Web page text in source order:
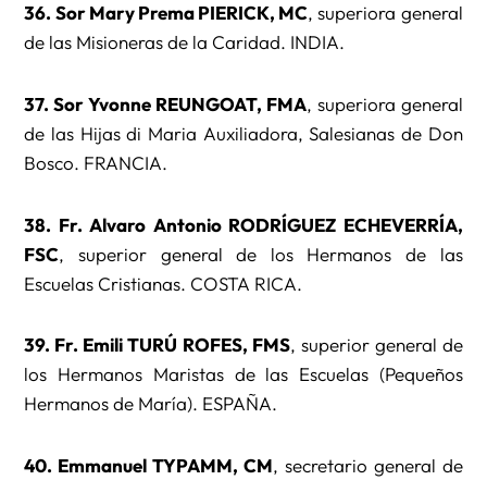
36. Sor Mary Prema PIERICK, MC, superiora general
de las Misioneras de la Caridad. INDIA.
37. Sor Yvonne REUNGOAT, FMA, superiora general
de las Hijas di Maria Auxiliadora, Salesianas de Don
Bosco. FRANCIA.
38. Fr. Alvaro Antonio RODRÍGUEZ ECHEVERRÍA,
FSC, superior general de los Hermanos de las
Escuelas Cristianas. COSTA RICA.
39. Fr. Emili TURÚ ROFES, FMS, superior general de
los Hermanos Maristas de las Escuelas (Pequeños
Hermanos de María). ESPAÑA.
40. Emmanuel TYPAMM, CM, secretario general de